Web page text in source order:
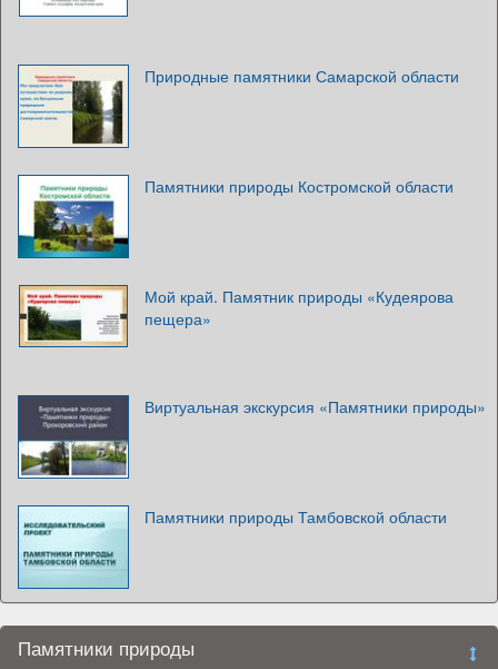
Природные памятники Самарской области
Памятники природы Костромской области
Мой край. Памятник природы «Кудеярова
пещера»
Виртуальная экскурсия «Памятники природы»
Памятники природы Тамбовской области
Памятники природы